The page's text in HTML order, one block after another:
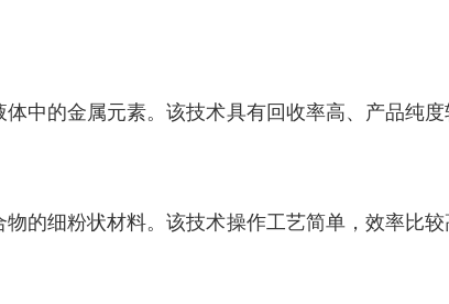
中的金属元素。该技术具有回收率高、产品纯
的细粉状材料。该技术操作工艺简单，效率比